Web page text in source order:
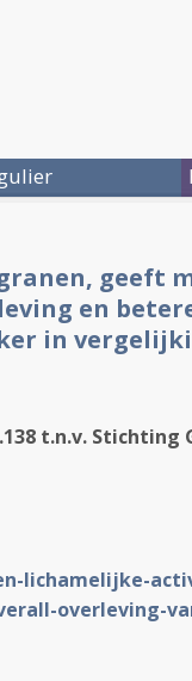
geeft
en
in
t.n.v. Stichting
lichamelijke-
overleving-